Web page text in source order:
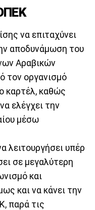
να επιταχύνει
αποδυνάμωση του
Αραβικών
τον οργανισμό
καρτέλ, καθώς
ελέγχει την
μέσω
λειτουργήσει υπέρ
σε μεγαλύτερη
και
και να κάνει την
παρά τις